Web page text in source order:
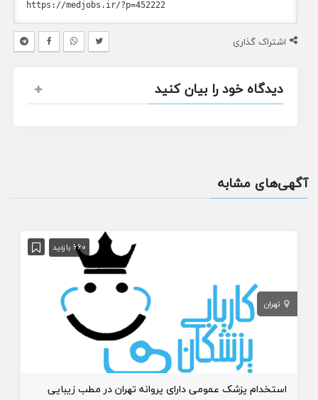
اشتراک گذاری
دیدگاه خود را بیان کنید
آگهی‌های مشابه
660 بازدید
تهران
استخدام پزشک عمومی دارای پروانه تهران در مطب زیبایی